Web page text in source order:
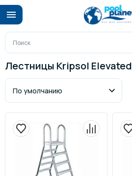
Лестницы Kripsol Elevated